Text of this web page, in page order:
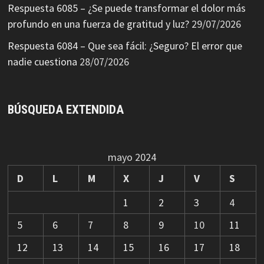
Respuesta 6085 – ¿Se puede transformar el dolor más
profundo en una fuerza de gratitud y luz? 29/07/2026
Respuesta 6084 – Que sea fácil: ¿Seguro? El error que
nadie cuestiona 28/07/2026
BÚSQUEDA EXTENDIDA
mayo 2024
D
L M X J V
S
1
2 3
4
5
6 7 8 9 10
11
12
13 14 15 16 17
18